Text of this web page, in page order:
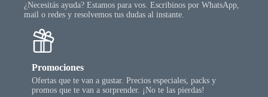
¿Necesitás ayuda? Estamos para vos. Escribinos por WhatsApp,
mail o redes y resolvemos tus dudas al instante.
Promociones
Ofertas que te van a gustar. Precios especiales, packs y
promos que te van a sorprender. ¡No te las pierdas!